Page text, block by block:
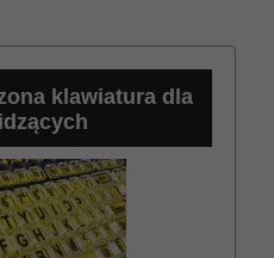
klawiatura dla